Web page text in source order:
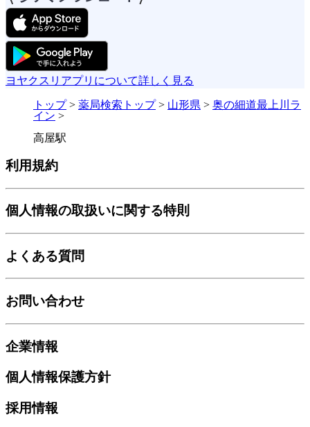
ヨヤクスリアプリについて詳しく見る
トップ> 薬局検索トップ> 山形県 > 奥の細道最上川ラ
イン >
高屋駅
利用規約
個人情報の取扱いに関する特則
よくある質問
お問い合わせ
企業情報
個人情報保護方針
採用情報